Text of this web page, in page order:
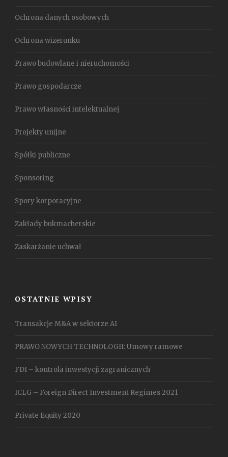
Ochrona danych osobowych
Ochrona wizerunku
Prawo budowlane i nieruchomości
Prawo gospodarcze
Prawo własności intelektualnej
Projekty unijne
Spółki publiczne
Sponsoring
Spory korporacyjne
Zakłady bukmacherskie
Zaskarżanie uchwał
OSTATNIE WPISY
Transakcje M&A w sektorze AI
PRAWO NOWYCH TECHNOLOGII: Umowy ramowe
FDI – kontrola inwestycji zagranicznych
ICLG – Foreign Direct Investment Regimes 2021
Private Equity 2020